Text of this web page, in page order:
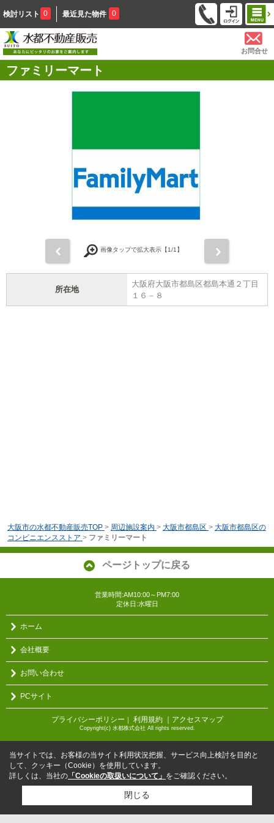
検討リスト 0 最近見た物件 0
お問合せ
ファミリーマート
画像タップで拡大表示【1/1】
所在地
大阪府大阪市都島区都島本通２丁目
１６－８
大阪市の水都不動産販売TOP > 周辺施設案内 > 大阪市都島区 > 大阪市都島区の
コンビニエンスストア > ファミリーマート
ページトップに戻る
営業時間:AM10:00～PM7:00
定休日:水曜日
ホーム
会社概要
お問い合わせ
PCサイト
プライバシーポリシー ｜ 利用規約 ｜アクセスマップ
Copyright(c) 水都株式会社 All rights reserved.
当サイトでは、お客様の当サイト利用状況把握、サービス向上検討を目的と
して、クッキー（Cookie）を使用しています。
詳しくは、当社の 「Cookieの取扱いについて」 をご確認ください。
閉じる